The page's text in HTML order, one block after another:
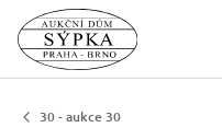
30 - aukce 30